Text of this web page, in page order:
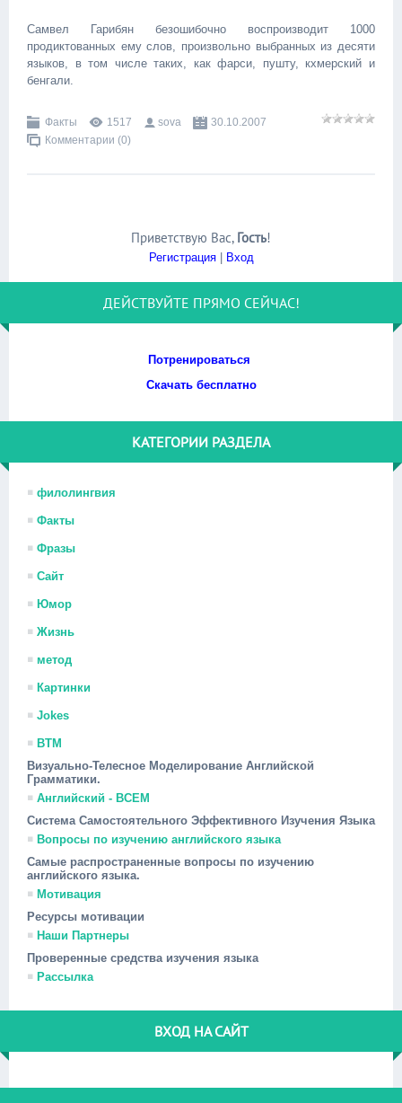
Самвел Гарибян безошибочно воспроизводит 1000
продиктованных ему слов, произвольно выбранных из десяти
языков, в том числе таких, как фарси, пушту, кхмерский и
бенгали.
Факты 1517 sova
30.10.2007
Комментарии (0)
Приветствую Вас, Гость!
Регистрация| Вход
ДЕЙСТВУЙТЕ ПРЯМО СЕЙЧАС!
Потренироваться
Скачать бесплатно
КАТЕГОРИИ РАЗДЕЛА
филолингвия
Факты
Фразы
Сайт
Юмор
Жизнь
метод
Картинки
Jokes
ВТМ
Визуально-Телесное Моделирование Английской
Грамматики.
Английский - ВСЕМ
Система Самостоятельного Эффективного Изучения Языка
Вопросы по изучению английского языка
Самые распространенные вопросы по изучению
английского языка.
Мотивация
Ресурсы мотивации
Наши Партнеры
Проверенные средства изучения языка
Рассылка
ВХОД НА САЙТ